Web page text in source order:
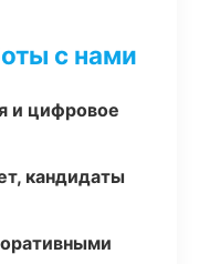
с нами
и цифровое
кандидаты